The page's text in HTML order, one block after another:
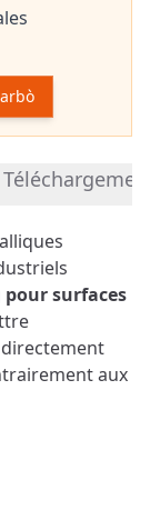
pour surfaces
aux